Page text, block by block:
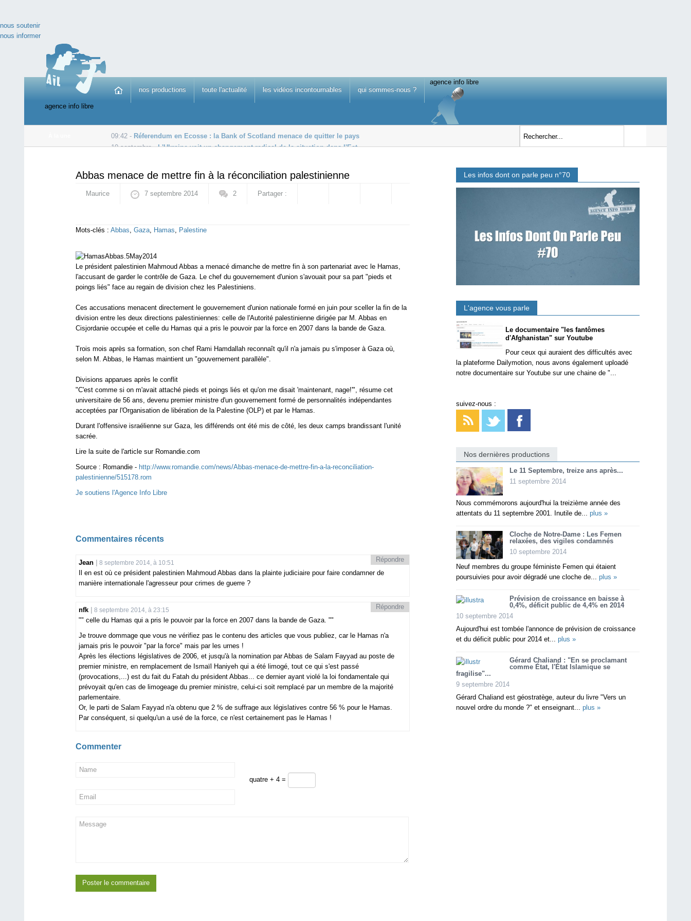
nous soutenir
nous informer
agence info libre
nos productions toute l'actualité les vidéos incontournables qui sommes-nous ?
agence info libre
09:42 - Réferendum en Ecosse : la Bank of Scotland menace de quitter le pays
10 septembre -L'Ukraine voit un changement radical de la situation dans l'Est
Abbas menace de mettre fin à la réconciliation palestinienne
Maurice 7 septembre 2014 2 Partager :
Mots-clés : Abbas, Gaza, Hamas, Palestine
Le président palestinien Mahmoud Abbas a menacé dimanche de mettre fin à son partenariat avec le Hamas,
l'accusant de garder le contrôle de Gaza. Le chef du gouvernement d'union s'avouait pour sa part "pieds et
poings liés" face au regain de division chez les Palestiniens.
Ces accusations menacent directement le gouvernement d'union nationale formé en juin pour sceller la fin de la
division entre les deux directions palestiniennes: celle de l'Autorité palestinienne dirigée par M. Abbas en
Cisjordanie occupée et celle du Hamas qui a pris le pouvoir par la force en 2007 dans la bande de Gaza.
Trois mois après sa formation, son chef Rami Hamdallah reconnaît qu'il n'a jamais pu s'imposer à Gaza où,
selon M. Abbas, le Hamas maintient un "gouvernement parallèle".
Divisions apparues après le conflit
"C'est comme si on m'avait attaché pieds et poings liés et qu'on me disait 'maintenant, nage!'", résume cet
universitaire de 56 ans, devenu premier ministre d'un gouvernement formé de personnalités indépendantes
acceptées par l'Organisation de libération de la Palestine (OLP) et par le Hamas.
Durant l'offensive israélienne sur Gaza, les différends ont été mis de côté, les deux camps brandissant l'unité
sacrée.
Lire la suite de l'article sur Romandie.com
Source : Romandie - http://www.romandie.com/news/Abbas-menace-de-mettre-fin-a-la-reconciliation-
palestinienne/515178.rom
Je soutiens l'Agence Info Libre
Commentaires récents
Jean 8 septembre 2014, à 10:51
Il en est où ce président palestinien Mahmoud Abbas dans la plainte judiciaire pour faire condamner de
manière internationale l'agresseur pour crimes de guerre ?
Répondre
nfk 8 septembre 2014, à 23:15
"" celle du Hamas qui a pris le pouvoir par la force en 2007 dans la bande de Gaza. ""
Je trouve dommage que vous ne vérifiez pas le contenu des articles que vous publiez, car le Hamas n'a
jamais pris le pouvoir "par la force" mais par les urnes !
Après les élections législatives de 2006, et jusqu'à la nomination par Abbas de Salam Fayyad au poste de
premier ministre, en remplacement de Ismaïl Haniyeh qui a été limogé, tout ce qui s'est passé
(provocations,...) est du fait du Fatah du président Abbas... ce dernier ayant violé la loi fondamentale qui
prévoyait qu'en cas de limogeage du premier ministre, celui-ci soit remplacé par un membre de la majorité
parlementaire.
Or, le parti de Salam Fayyad n'a obtenu que 2 % de suffrage aux législatives contre 56 % pour le Hamas.
Par conséquent, si quelqu'un a usé de la force, ce n'est certainement pas le Hamas !
Répondre
Commenter
quatre + 4 =
Les infos dont on parle peu n°70
L'agence vous parle
Le documentaire "les fantômes
d'Afghanistan" sur Youtube
Pour ceux qui auraient des difficultés avec
la plateforme Dailymotion, nous avons également uploadé
notre documentaire sur Youtube sur une chaine de "...
suivez-nous :
Nos dernières productions
Le 11 Septembre, treize ans après...
11 septembre 2014
Nous commémorons aujourd'hui la treizième année des
attentats du 11 septembre 2001. Inutile de... plus »
Cloche de Notre-Dame : Les Femen
relaxées, des vigiles condamnés
10 septembre 2014
Neuf membres du groupe féministe Femen qui étaient
poursuivies pour avoir dégradé une cloche de... plus »
Prévision de croissance en baisse à
0,4%, déficit public de 4,4% en 2014
10 septembre 2014
Aujourd'hui est tombée l'annonce de prévision de croissance
et du déficit public pour 2014 et... plus »
Gérard Chaliand : "En se proclamant
comme État, l'État Islamique se
fragilise"...
9 septembre 2014
Gérard Chaliand est géostratège, auteur du livre "Vers un
nouvel ordre du monde ?" et enseignant... plus »